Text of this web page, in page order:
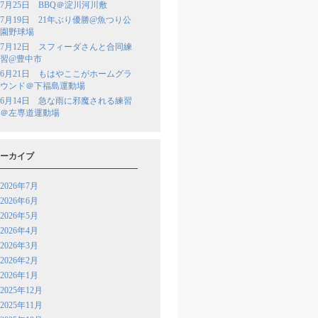
7月25日 BBQ＠淀川河川敷
7月19日 21年ぶり優勝@魚つり公
園野球場
7月12日 スフィーダさんと合同練
習@豊中市
6月21日 もはやここがホームグラ
ウンド＠下福島運動場
6月14日 急な雨に邪魔される練習
＠左専道運動場
カイブ
2026年7月
2026年6月
2026年5月
2026年4月
2026年3月
2026年2月
2026年1月
2025年12月
2025年11月